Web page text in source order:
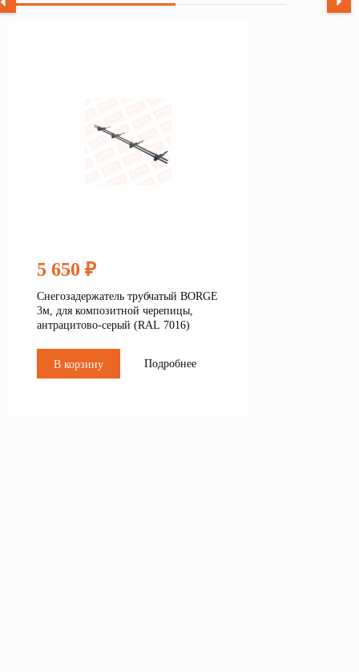
5 650 ₽
Снегозадержатель трубчатый BORGE
3м, для композитной черепицы,
антрацитово-серый (RAL 7016)
В корзину Подробнее